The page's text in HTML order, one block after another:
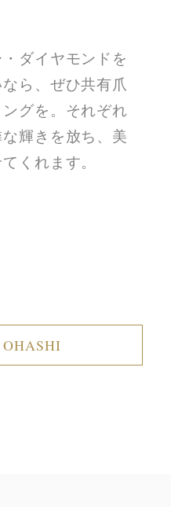
ダイヤモンドを
ら、ぜひ共有爪
グを。それぞれ
輝きを放ち、美
くれます。